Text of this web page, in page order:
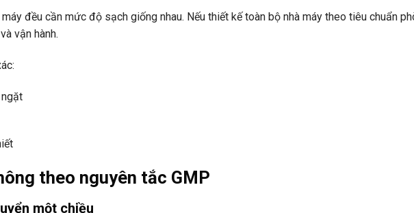
đều cần mức độ sạch giống nhau. Nếu thiết kế toàn bộ nhà máy theo tiêu chuẩn
vận hành.
theo nguyên tắc GMP
một chiều